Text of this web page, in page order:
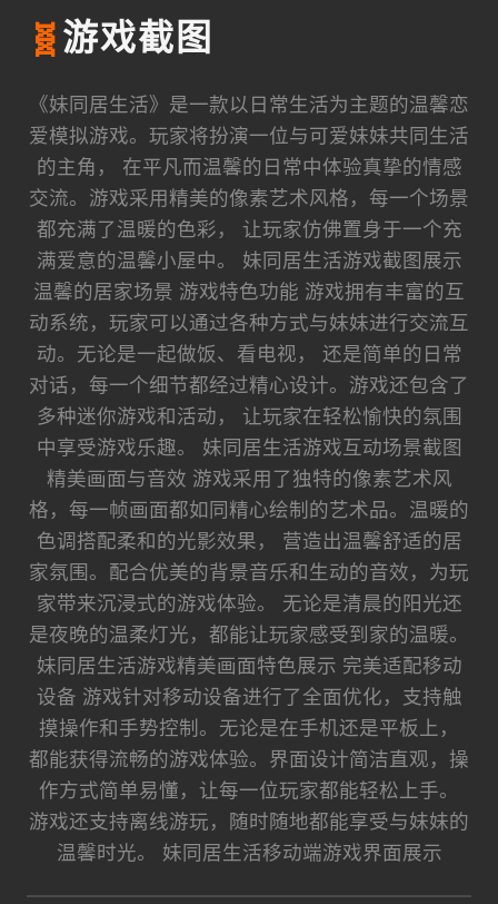
🧬游戏截图
《妹同居生活》是一款以日常生活为主题的温馨恋
爱模拟游戏。玩家将扮演一位与可爱妹妹共同生活
的主角， 在平凡而温馨的日常中体验真挚的情感
交流。游戏采用精美的像素艺术风格，每一个场景
都充满了温暖的色彩， 让玩家仿佛置身于一个充
满爱意的温馨小屋中。 妹同居生活游戏截图展示
温馨的居家场景 游戏特色功能 游戏拥有丰富的互
动系统，玩家可以通过各种方式与妹妹进行交流互
动。无论是一起做饭、看电视， 还是简单的日常
对话，每一个细节都经过精心设计。游戏还包含了
多种迷你游戏和活动， 让玩家在轻松愉快的氛围
中享受游戏乐趣。 妹同居生活游戏互动场景截图
精美画面与音效 游戏采用了独特的像素艺术风
格，每一帧画面都如同精心绘制的艺术品。温暖的
色调搭配柔和的光影效果， 营造出温馨舒适的居
家氛围。配合优美的背景音乐和生动的音效，为玩
家带来沉浸式的游戏体验。 无论是清晨的阳光还
是夜晚的温柔灯光，都能让玩家感受到家的温暖。
妹同居生活游戏精美画面特色展示 完美适配移动
设备 游戏针对移动设备进行了全面优化，支持触
摸操作和手势控制。无论是在手机还是平板上，
都能获得流畅的游戏体验。界面设计简洁直观，操
作方式简单易懂，让每一位玩家都能轻松上手。
游戏还支持离线游玩，随时随地都能享受与妹妹的
温馨时光。 妹同居生活移动端游戏界面展示